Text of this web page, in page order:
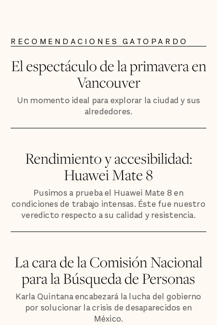
RECOMENDACIONES GATOPARDO
El espectáculo de la primavera en
Vancouver
Un momento ideal para explorar la ciudad y sus
alrededores.
Rendimiento y accesibilidad:
Huawei Mate 8
Pusimos a prueba el Huawei Mate 8 en
condiciones de trabajo intensas. Éste fue nuestro
veredicto respecto a su calidad y resistencia.
La cara de la Comisión Nacional
para la Búsqueda de Personas
Karla Quintana encabezará la lucha del gobierno
por solucionar la crisis de desaparecidos en
México.